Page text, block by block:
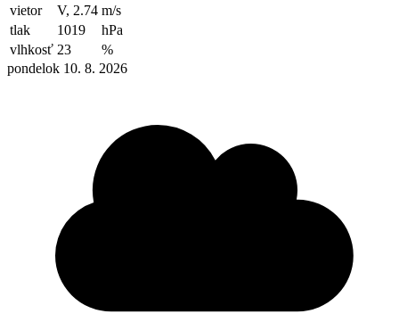
vietor
V, 2.74 m/s
tlak
1019
hPa
vlhkosť 23
%
pondelok 10. 8. 2026